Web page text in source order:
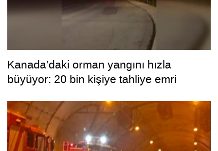
Kanada’daki orman yangını hızla
büyüyor: 20 bin kişiye tahliye emri